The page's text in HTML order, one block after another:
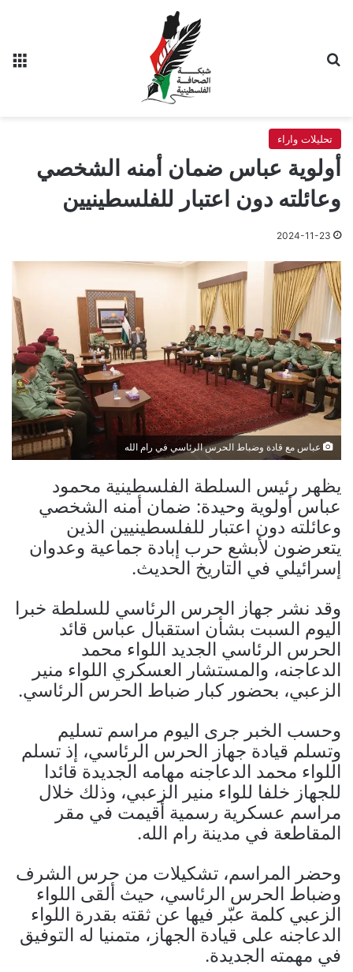
تحليلات واراء
أولوية عباس ضمان أمنه الشخصي
وعائلته دون اعتبار للفلسطينيين
2024-11-23
عباس مع قادة وضباط الحرس الرئاسي في رام الله
يظهر رئيس السلطة الفلسطينية محمود
عباس أولوية وحيدة: ضمان أمنه الشخصي
وعائلته دون اعتبار للفلسطينيين الذين
يتعرضون لأبشع حرب إبادة جماعية وعدوان
إسرائيلي في التاريخ الحديث.
وقد نشر جهاز الحرس الرئاسي للسلطة خبرا
اليوم السبت بشأن استقبال عباس قائد
الحرس الرئاسي الجديد اللواء محمد
الدعاجنه، والمستشار العسكري اللواء منير
الزعبي، بحضور كبار ضباط الحرس الرئاسي.
وحسب الخبر جرى اليوم مراسم تسليم
وتسلم قيادة جهاز الحرس الرئاسي، إذ تسلم
اللواء محمد الدعاجنه مهامه الجديدة قائدا
للجهاز خلفا للواء منير الزعبي، وذلك خلال
مراسم عسكرية رسمية أقيمت في مقر
المقاطعة في مدينة رام الله.
وحضر المراسم، تشكيلات من حرس الشرف
وضباط الحرس الرئاسي، حيث ألقى اللواء
الزعبي كلمة عبّر فيها عن ثقته بقدرة اللواء
الدعاجنه على قيادة الجهاز، متمنيا له التوفيق
في مهمته الجديدة.